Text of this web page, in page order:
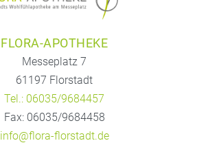
FLORA-APOTHEKE
Messeplatz 7
61197 Florstadt
Tel.: 06035/9684457
Fax: 06035/9684458
info@flora-florstadt.de